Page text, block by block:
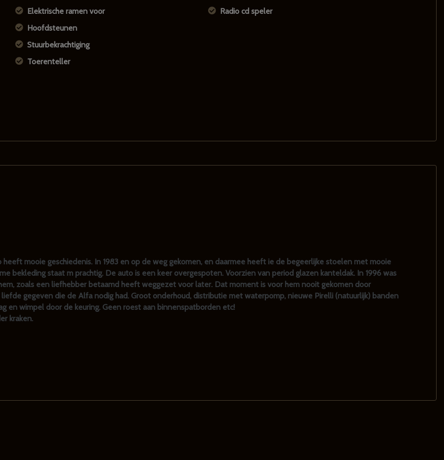
Elektrische ramen voor
Hoofdsteunen
Stuurbekrachtiging
Toerenteller
Radio cd speler
mooie geschiedenis. In 1983 en op de weg gekomen, en daarmee heeft ie de begeerlijke stoelen met mooie
bekleding staat m prachtig. De auto is een keer overgespoten. Voorzien van period glazen kanteldak. In 1996 was
zoals een liefhebber betaamd heeft weggezet voor later. Dat moment is voor hem nooit gekomen door
gegeven die de Alfa nodig had. Groot onderhoud, distributie met waterpomp, nieuwe Pirelli (natuurlijk) banden
en wimpel door de keuring. Geen roest aan binnenspatborden etc!
kraken.